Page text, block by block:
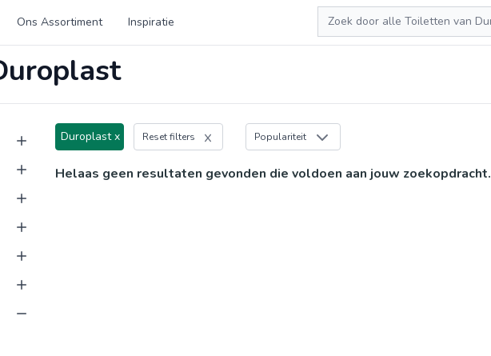
Ons Assortiment Inspiratie
Zoeken
Duroplast x Reset filters Populariteit
Helaas geen resultaten gevonden die voldoen aan jouw zoekopdracht.